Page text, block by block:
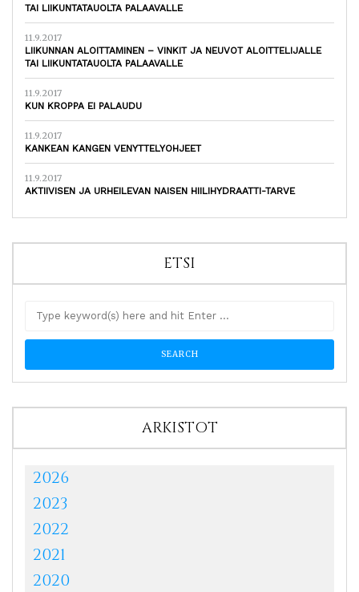
TAI LIIKUNTATAUOLTA PALAAVALLE
11.9.2017
LIIKUNNAN ALOITTAMINEN – VINKIT JA NEUVOT ALOITTELIJALLE
TAI LIIKUNTATAUOLTA PALAAVALLE
11.9.2017
KUN KROPPA EI PALAUDU
11.9.2017
KANKEAN KANGEN VENYTTELYOHJEET
11.9.2017
AKTIIVISEN JA URHEILEVAN NAISEN HIILIHYDRAATTI-TARVE
ETSI
ARKISTOT
2026
2023
2022
2021
2020